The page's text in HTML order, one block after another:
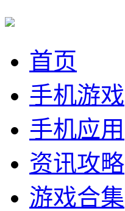
首页
手机游戏
手机应用
资讯攻略
游戏合集